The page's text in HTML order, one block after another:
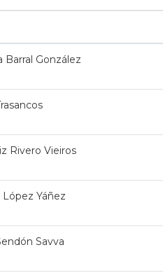
Barral González
Rivero Vieiros
López Yáñez
Savva